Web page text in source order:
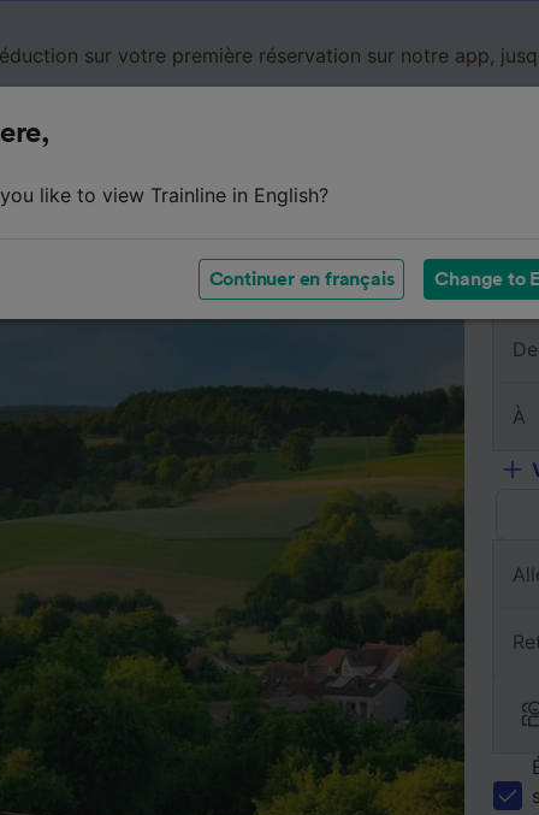
sur votre première réservation sur notre app,
De
À
like to view Trainline in English?
Continuer en français Change to